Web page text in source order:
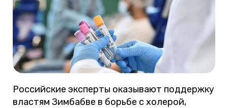
Российские эксперты оказывают поддержку
властям Зимбабве в борьбе с холерой,